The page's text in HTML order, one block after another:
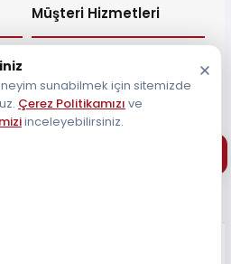
Müşteri Hizmetleri
Müşteri Destek Hattı
sunabilmek için sitemizde
Çerez Politikamızı ve
inceleyebilirsiniz.